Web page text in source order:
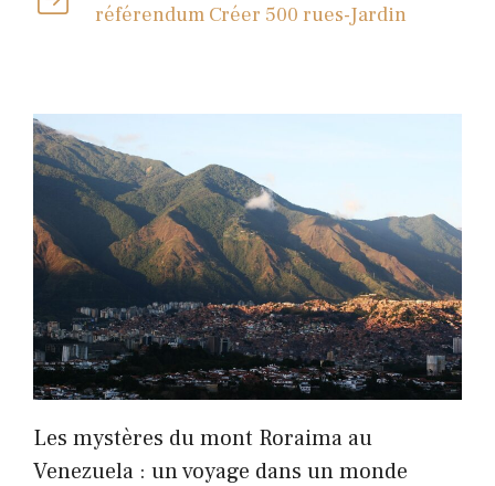
référendum Créer 500 rues-Jardin
Les mystères du mont Roraima au
Venezuela : un voyage dans un monde